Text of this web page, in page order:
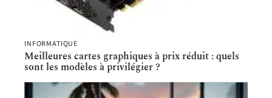
INFORMATIQUE
Meilleures cartes graphiques à prix réduit : quels
sont les modèles à privilégier ?